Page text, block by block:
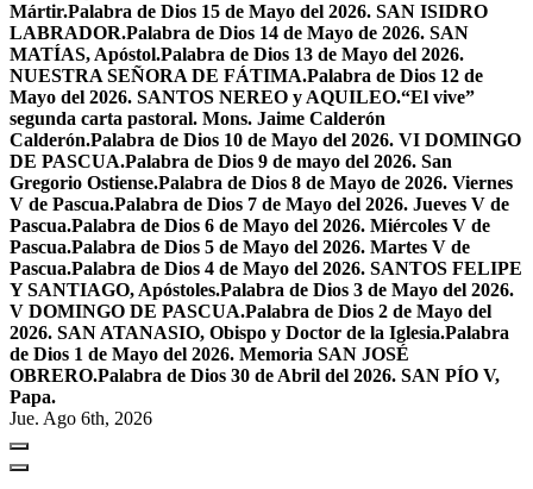
Mártir.Palabra de Dios 15 de Mayo del 2026. SAN ISIDRO
LABRADOR.Palabra de Dios 14 de Mayo de 2026. SAN
MATÍAS, Apóstol.Palabra de Dios 13 de Mayo del 2026.
NUESTRA SEÑORA DE FÁTIMA.Palabra de Dios 12 de
Mayo del 2026. SANTOS NEREO y AQUILEO.“El vive”
segunda carta pastoral. Mons. Jaime Calderón
Calderón.Palabra de Dios 10 de Mayo del 2026. VI DOMINGO
DE PASCUA.Palabra de Dios 9 de mayo del 2026. San
Gregorio Ostiense.Palabra de Dios 8 de Mayo de 2026. Viernes
V de Pascua.Palabra de Dios 7 de Mayo del 2026. Jueves V de
Pascua.Palabra de Dios 6 de Mayo del 2026. Miércoles V de
Pascua.Palabra de Dios 5 de Mayo del 2026. Martes V de
Pascua.Palabra de Dios 4 de Mayo del 2026. SANTOS FELIPE
Y SANTIAGO, Apóstoles.Palabra de Dios 3 de Mayo del 2026.
V DOMINGO DE PASCUA.Palabra de Dios 2 de Mayo del
2026. SAN ATANASIO, Obispo y Doctor de la Iglesia.Palabra
de Dios 1 de Mayo del 2026. Memoria SAN JOSÉ
OBRERO.Palabra de Dios 30 de Abril del 2026. SAN PÍO V,
Papa.
Jue. Ago 6th, 2026